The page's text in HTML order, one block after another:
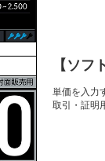
【ソフ
単価を入力
取引・証明